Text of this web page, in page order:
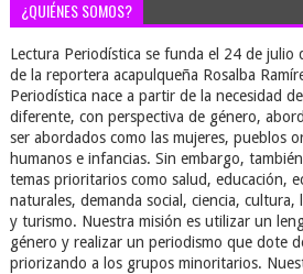
¿QUIÉNES SOMOS?
Lectura Periodística se funda el 24 de julio
de la reportera acapulqueña Rosalba
Periodística nace a partir de la necesidad
diferente, con perspectiva de género,
ser abordados como las mujeres, pueblos
humanos e infancias. Sin embargo,
temas prioritarios como salud, educación,
naturales, demanda social, ciencia,
y turismo. Nuestra misión es utilizar un
género y realizar un periodismo que dote
priorizando a los grupos minoritarios.